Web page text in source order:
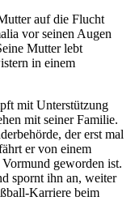
auf die Flucht
vor seinen Augen
Mutter lebt
in einem
mit Unterstützung
mit seiner Familie.
der erst mal
er von einem
geworden ist.
spornt ihn an, weiter
Karriere beim